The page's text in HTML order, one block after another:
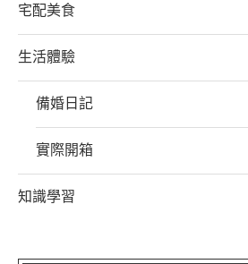
宅配美食
生活體驗
備婚日記
實際開箱
知識學習